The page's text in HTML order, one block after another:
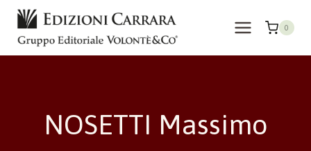
Salta
contenuto
0
NOSETTI Massimo